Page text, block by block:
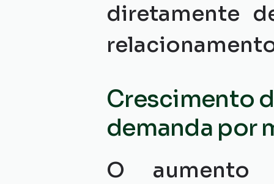
diretamente
Crescimento
demanda por
O aumento